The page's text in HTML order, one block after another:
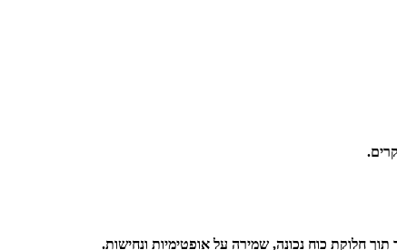
חלוקת כוח נכונה, שמירה על אופטימיות ונחישות.